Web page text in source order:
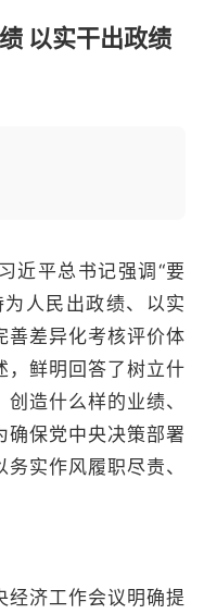
以实干出政绩
平总书记强调“要
人民出政绩、以实
善差异化考核评价体
，鲜明回答了树立什
造什么样的业绩、
确保党中央决策部署
实作风履职尽责、
济工作会议明确提